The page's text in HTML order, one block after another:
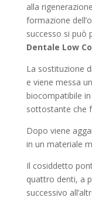
alla
formazione
successo si può
Dentale Low
La sostituzione
e viene messa
biocompatibile in
sottostante che
Dopo viene
in un materiale
Il cosiddetto
quattro denti, a
successivo